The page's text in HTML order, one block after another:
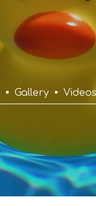
Gallery Videos